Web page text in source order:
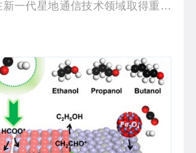
一代星地通信技术领域取得重要
能6G泛在连接典型场景的星地通
出了智能超...